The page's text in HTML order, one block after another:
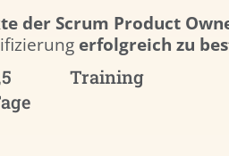
der Scrum Product
erfolgreich zu
Training